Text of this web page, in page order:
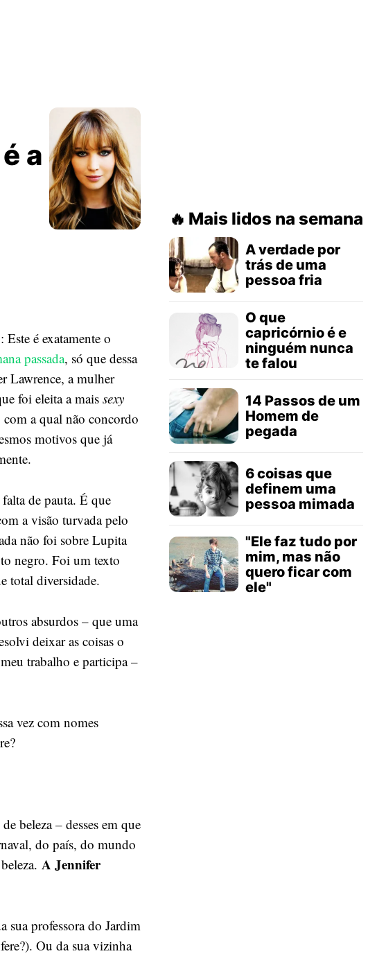
a
é exatamente o
passada, só que dessa
Lawrence, a mulher
foi eleita a maissexy
a qual não concordo
motivos que já
de pauta. É que
a visão turvada pelo
não foi sobre Lupita
negro. Foi um texto
total diversidade.
absurdos – que uma
deixar as coisas o
trabalho e participa –
vez com nomes
beleza – desses em que
do país, do mundo
beleza.A Jennifer
sua professora do Jardim
Ou da sua vizinha
Mais lidos na semana
A verdade por
trás de uma
pessoa fria
O que
capricórnio é e
ninguém nunca
te falou
14 Passos de um
Homem de
pegada
6 coisas que
definem uma
pessoa mimada
"Ele faz tudo por
mim, mas não
quero ficar com
ele"